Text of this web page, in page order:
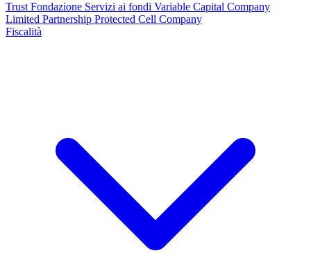
Trust Fondazione Servizi ai fondi Variable Capital Company
Limited Partnership Protected Cell Company
Fiscalità